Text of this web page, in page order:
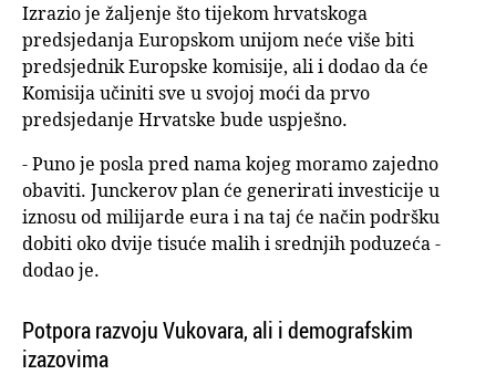
Izrazio je žaljenje što tijekom hrvatskoga
predsjedanja Europskom unijom neće više biti
predsjednik Europske komisije, ali i dodao da će
Komisija učiniti sve u svojoj moći da prvo
predsjedanje Hrvatske bude uspješno.
- Puno je posla pred nama kojeg moramo zajedno
obaviti. Junckerov plan će generirati investicije u
iznosu od milijarde eura i na taj će način podršku
dobiti oko dvije tisuće malih i srednjih poduzeća -
dodao je.
Potpora razvoju Vukovara, ali i demografskim
izazovima